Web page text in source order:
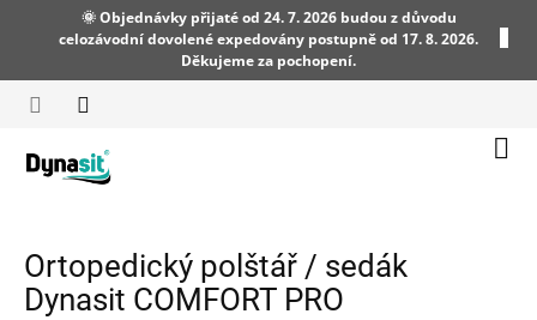
🌞 Objednávky přijaté od 24. 7. 2026 budou z důvodu
celozávodní dovolené expedovány postupně od 17. 8. 2026.
Děkujeme za pochopení.
Ortopedický polštář / sedák
Dynasit COMFORT PRO